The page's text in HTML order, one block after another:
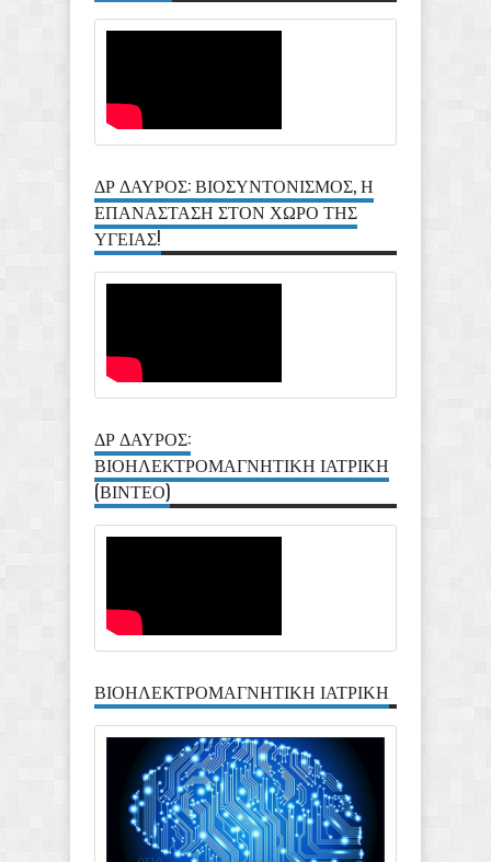
ΔΡ ΔΑΥΡΟΣ: ΒΙΟΣΥΝΤΟΝΙΣΜΟΣ, Η
ΕΠΑΝΑΣΤΑΣΗ ΣΤΟΝ ΧΩΡΟ ΤΗΣ
ΥΓΕΙΑΣ!
ΔΡ ΔΑΥΡΟΣ:
ΒΙΟΗΛΕΚΤΡΟΜΑΓΝΗΤΙΚΗ ΙΑΤΡΙΚΗ
(ΒΙΝΤΕΟ)
ΒΙΟΗΛΕΚΤΡΟΜΑΓΝΗΤΙΚΗ ΙΑΤΡΙΚΗ